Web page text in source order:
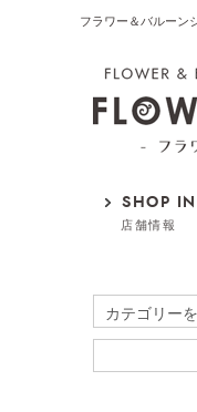
フラワー＆バルーン
SHOP
店舗情報